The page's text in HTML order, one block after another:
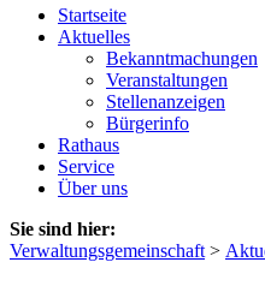
Startseite
Aktuelles
Bekanntmachungen
Veranstaltungen
Stellenanzeigen
Bürgerinfo
Rathaus
Service
Über uns
Sie sind hier:
Verwaltungsgemeinschaft >